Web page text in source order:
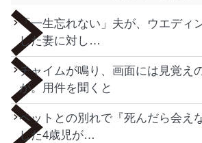
「一生忘れない」夫が、ウエディ
した妻に対し…
チャイムが鳴り、画面には見覚え
が。用件を聞くと
ペットとの別れで『死んだら会え
した4歳児が…